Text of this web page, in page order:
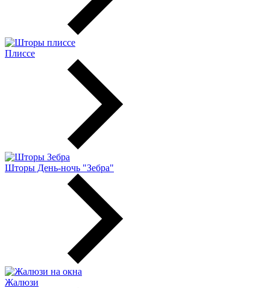
Плиссе
Шторы День-ночь "Зебра"
Жалюзи